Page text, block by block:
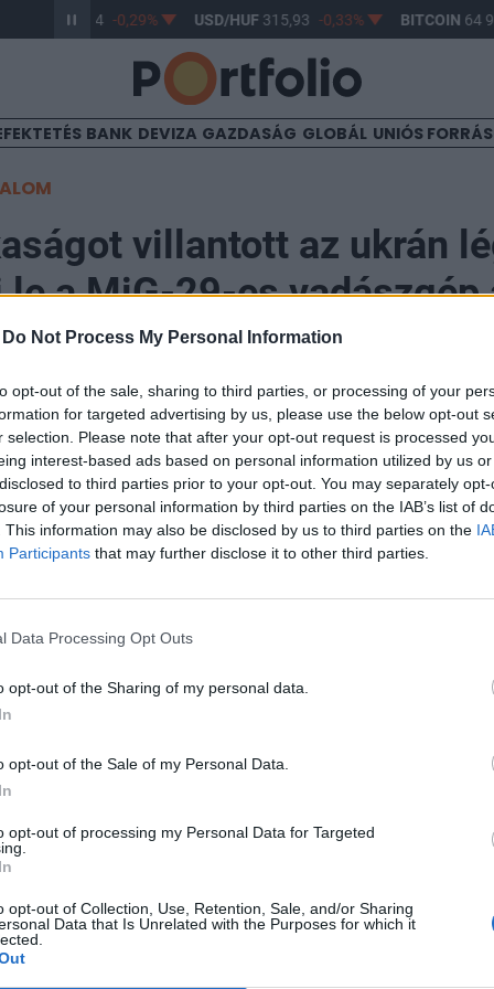
Do Not Process My Personal Information
opt-out of the sale, sharing to third parties, or processing of your
for targeted advertising by us, please use the below opt-out
selection. Please note that after your opt-out request is processed
interest-based ads based on personal information utilized by us
to third parties prior to your opt-out. You may separately
of your personal information by third parties on the IAB’s list of
This information may also be disclosed by us to third parties on the
Participants that may further disclose it to other third parties.
Data Processing Opt Outs
opt-out of the Sharing of my personal data.
opt-out of the Sale of my Personal Data.
opt-out of processing my Personal Data for Targeted
opt-out of Collection, Use, Retention, Sale, and/or Sharing
Data that Is Unrelated with the Purposes for which it
364,34 -0,29% USD/HUF315,93 -0,33% BITCOIN64
BANK DEVIZA GAZDASÁG GLOBÁL UNIÓS
villantott az ukrán
a MiG-29-es vadászgép
hozott egy felvételt, amelyen az
bevetés közben megsemmisít egy orosz támadó
parancsnokság által közzétett videó mellé magyarázatot
rakétaegységeket, mobil tűzoltó egységeket...
portfolio.hu hírarchívumához tartozik, melynek olvasása
cikkarchívum
elmúlt 2 év napon belüli
Előfizetés